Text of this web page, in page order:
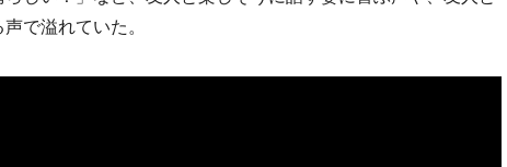
で溢れていた。